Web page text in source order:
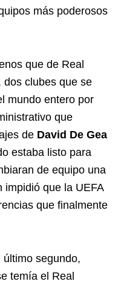
más poderosos
que de Real
dos clubes que se
mundo entero por
que
de David De Gea
estaba listo para
de equipo una
impidió que la UEFA
que finalmente
segundo,
temía el Real